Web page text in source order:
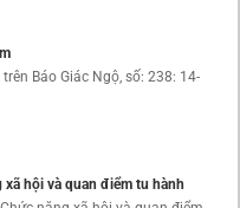
Báo Giác Ngộ, số: 238: 14-
hội và quan điểm tu hành